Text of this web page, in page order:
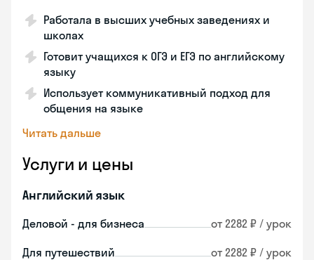
Работала в высших учебных заведениях и
школах
Готовит учащихся к ОГЭ и ЕГЭ по английскому
языку
Использует коммуникативный подход для
общения на языке
Читать дальше
Услуги и цены
Английский язык
Деловой - для бизнеса от 2282 ₽ / урок
Для путешествий от 2282 ₽ / урок